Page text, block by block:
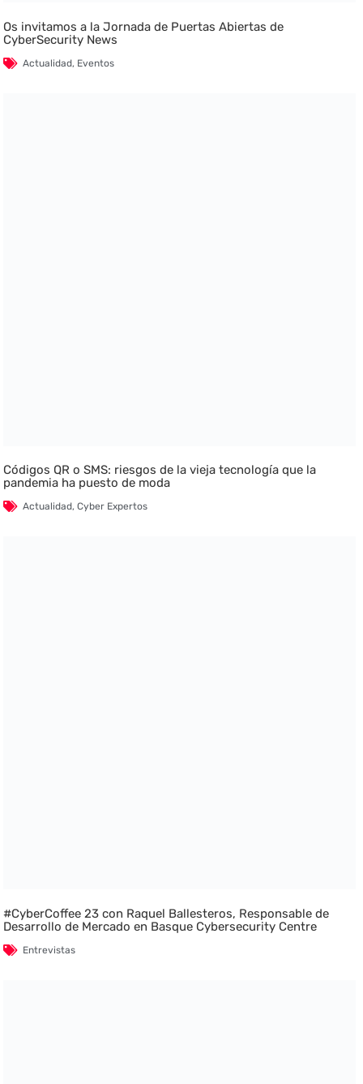
Os invitamos a la Jornada de Puertas Abiertas de
CyberSecurity News
Actualidad, Eventos
Códigos QR o SMS: riesgos de la vieja tecnología que la
pandemia ha puesto de moda
Actualidad,Cyber Expertos
#CyberCoffee 23 con Raquel Ballesteros, Responsable de
Desarrollo de Mercado en Basque Cybersecurity Centre
Entrevistas